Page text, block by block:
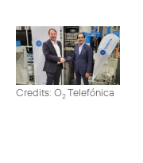
Credits: O2Telefónica